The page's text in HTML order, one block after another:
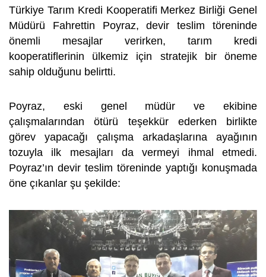
Türkiye Tarım Kredi Kooperatifi Merkez Birliği Genel
Müdürü Fahrettin Poyraz, devir teslim töreninde
önemli mesajlar verirken, tarım kredi
kooperatiflerinin ülkemiz için stratejik bir öneme
sahip olduğunu belirtti.
Poyraz, eski genel müdür ve ekibine
çalışmalarından ötürü teşekkür ederken birlikte
görev yapacağı çalışma arkadaşlarına ayağının
tozuyla ilk mesajları da vermeyi ihmal etmedi.
Poyraz’ın devir teslim töreninde yaptığı konuşmada
öne çıkanlar şu şekilde: